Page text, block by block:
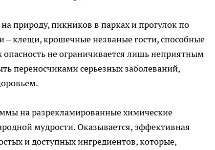
природу, пикников в парках и прогулок по
– клещи, крошечные незваные гости, способные
не ограничивается лишь неприятным
переносчиками серьезных заболеваний,
на разрекламированные химические
мудрости. Оказывается, эффективная
и доступных ингредиентов, которые,